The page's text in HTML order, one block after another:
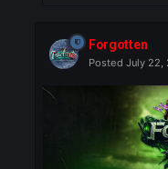
July 22, 2024
Posted